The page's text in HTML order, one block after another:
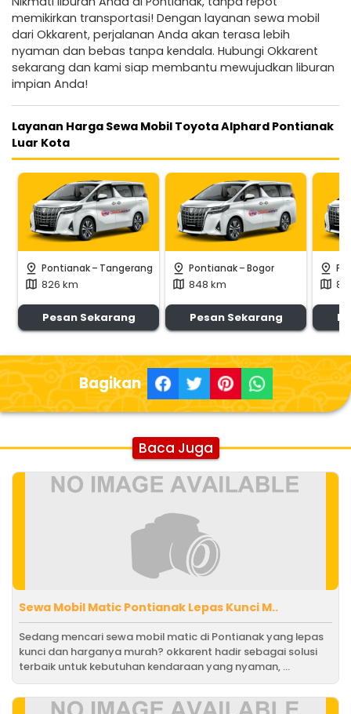
memikirkan transportasi! Dengan layanan sewa mobil
dari Okkarent, perjalanan Anda akan terasa lebih
nyaman dan bebas tanpa kendala. Hubungi Okkarent
sekarang dan kami siap membantu mewujudkan liburan
impian Anda!
Layanan Harga Sewa Mobil Toyota Alphard Pontianak
Luar Kota
pin_drop Pontianak- Tangerang
map 826 km
Pesan Sekarang
pin_drop Pontianak-Bogor
map 848 km
Pesan Sekarang
pin_drop
map
Bagikan
Baca Juga
Sewa Mobil Matic Pontianak Lepas Kunci M..
Sedang mencari sewa mobil matic di Pontianak yang lepas
kunci dan harganya murah? okkarent hadir sebagai solusi
terbaik untuk kebutuhan kendaraan yang nyaman, ...